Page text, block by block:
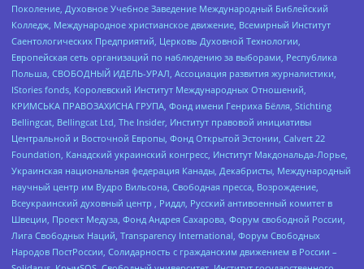
Поколение, Духовное Учебное Заведение Международный Библейский
Колледж, Международное христианское движение, Всемирный Институт
Саентологических Предприятий, Церковь Духовной Технологии,
Европейская сеть организаций по наблюдению за выборами, Республика
Польша, СВОБОДНЫЙ ИДЕЛЬ-УРАЛ, Ассоциация развития журналистики,
IStories fonds, Королевский Институт Международных Отношений,
КРИМСЬКА ПРАВОЗАХИСНА ГРУПА, Фонд имени Генриха Бёлля, Stichting
Bellingcat, Bellingcat Ltd, The Insider, Институт правовой инициативы
Центральной и Восточной Европы, Фонд Открытой Эстонии, Calvert 22
Foundation, Канадский украинский конгресс, Институт Макдональда-Лорье,
Украинская национальная федерация Канады, Декабристы, Международный
научный центр им Вудро Вильсона, Свободная пресса, Возрождение,
Всеукраинский духовный центр , Риддл, Русский антивоенный комитет в
Швеции, Проект Медуза, Фонд Андрея Сахарова, Форум свободной России,
Лига Свободных Наций, Transparеncy International, Форум Свободных
Народов ПостРоссии, Солидарность с гражданским движением в России –